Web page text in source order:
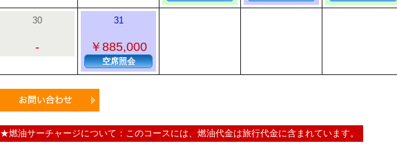
30
-
31
￥885,000
空席照会
★燃油サーチャージについて：このコースには、燃油代金は旅行代金に含まれています。